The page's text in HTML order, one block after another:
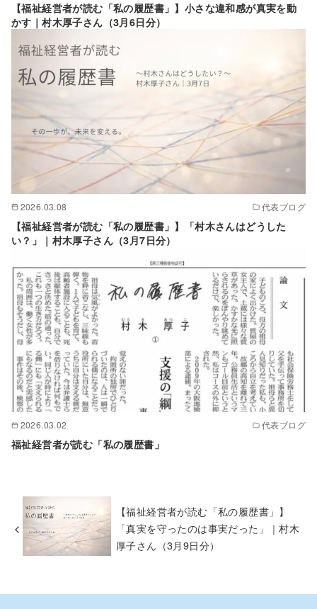
【福祉経営者が読む「私の履歴書」】小さな違和感が真実を動
かす｜村木厚子さん（3月6日分）
2026.03.08 代表ブログ
【福祉経営者が読む「私の履歴書」】「村木さんはどうした
い？」｜村木厚子さん（3月7日分）
2026.03.02 代表ブログ
福祉経営者が読む「私の履歴書」
【福祉経営者が読む「私の履歴書」】
「真実を守ったのは事実だった」｜村木
厚子さん（3月9日分）